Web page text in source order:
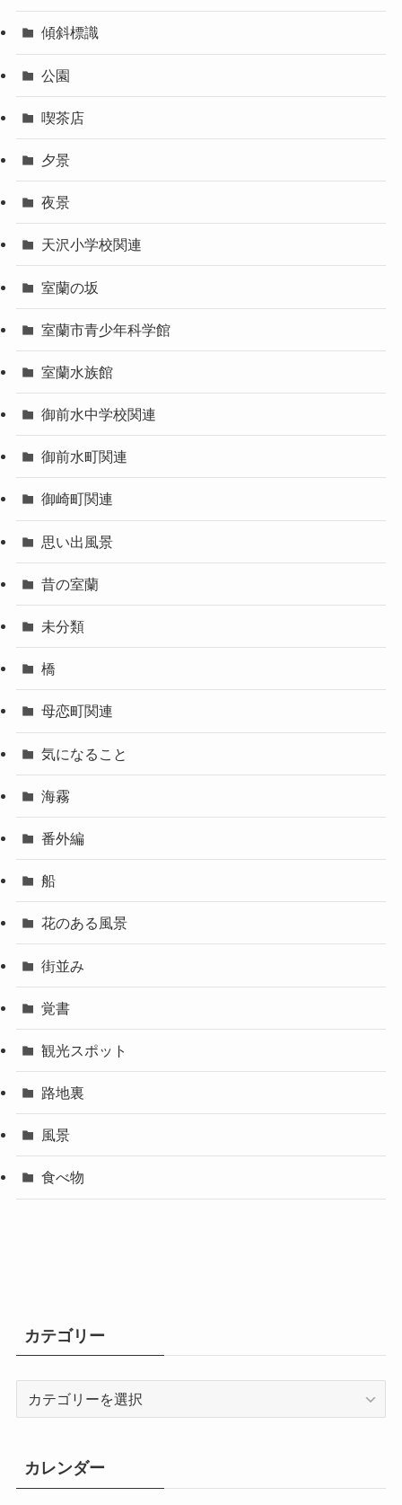
傾斜標識
公園
喫茶店
夕景
夜景
天沢小学校関連
室蘭の坂
室蘭市青少年科学館
室蘭水族館
御前水中学校関連
御前水町関連
御崎町関連
思い出風景
昔の室蘭
未分類
橋
母恋町関連
気になること
海霧
番外編
船
花のある風景
街並み
覚書
観光スポット
路地裏
風景
食べ物
カテゴリー
ー
カレンダー